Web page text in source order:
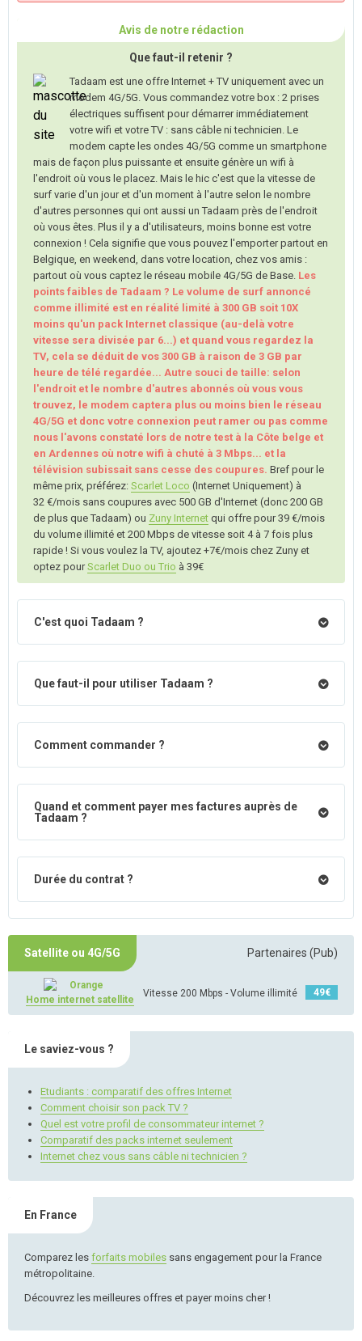
Avis de notre rédaction
Que faut-il retenir ?
Tadaam est une offre Internet + TV uniquement avec un
modem 4G/5G. Vous commandez votre box : 2 prises
électriques suffisent pour démarrer immédiatement
votre wifi et votre TV : sans câble ni technicien. Le
modem capte les ondes 4G/5G comme un smartphone
mais de façon plus puissante et ensuite génère un wifi à
l'endroit où vous le placez. Mais le hic c'est que la vitesse de
surf varie d'un jour et d'un moment à l'autre selon le nombre
d'autres personnes qui ont aussi un Tadaam près de l'endroit
où vous êtes. Plus il y a d'utilisateurs, moins bonne est votre
connexion ! Cela signifie que vous pouvez l'emporter partout en
Belgique, en weekend, dans votre location, chez vos amis :
partout où vous captez le réseau mobile 4G/5G de Base. Les
points faibles de Tadaam ? Le volume de surf annoncé
comme illimité est en réalité limité à 300 GB soit 10X
moins qu'un pack Internet classique (au-delà votre
vitesse sera divisée par 6...) et quand vous regardez la
TV, cela se déduit de vos 300 GB à raison de 3 GB par
heure de télé regardée... Autre souci de taille: selon
l'endroit et le nombre d'autres abonnés où vous vous
trouvez, le modem captera plus ou moins bien le réseau
4G/5G et donc votre connexion peut ramer ou pas comme
nous l'avons constaté lors de notre test à la Côte belge et
en Ardennes où notre wifi à chuté à 3 Mbps... et la
télévision subissait sans cesse des coupures. Bref pour le
même prix, préférez: Scarlet Loco (Internet Uniquement) à
32 €/mois sans coupures avec 500 GB d'Internet (donc 200 GB
de plus que Tadaam) ou Zuny Internet qui offre pour 39 €/mois
du volume illimité et 200 Mbps de vitesse soit 4 à 7 fois plus
rapide ! Si vous voulez la TV, ajoutez +7€/mois chez Zuny et
optez pourScarlet Duo ou Trio à 39€
C'est quoi Tadaam ?
Que faut-il pour utiliser Tadaam ?
Comment commander ?
Quand et comment payer mes factures auprès de
Tadaam ?
Durée du contrat ?
Satellite ou 4G/5G Partenaires (Pub)
Home internet satellite
Vitesse 200 Mbps - Volume illimité 49€
Le saviez-vous ?
Etudiants : comparatif des offres Internet
Comment choisir son pack TV ?
Quel est votre profil de consommateur internet ?
Comparatif des packs internet seulement
Internet chez vous sans câble ni technicien ?
En France
Comparez les forfaits mobiles sans engagement pour la France
métropolitaine.
Découvrez les meilleures offres et payer moins cher !